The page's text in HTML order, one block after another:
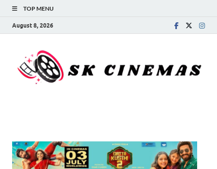
TOP MENU
August 8, 2026